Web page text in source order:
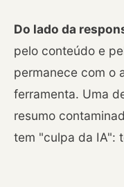
Do lado da
pelo conteúdo e
permanece com o
ferramenta. Uma
resumo
tem "culpa da IA":